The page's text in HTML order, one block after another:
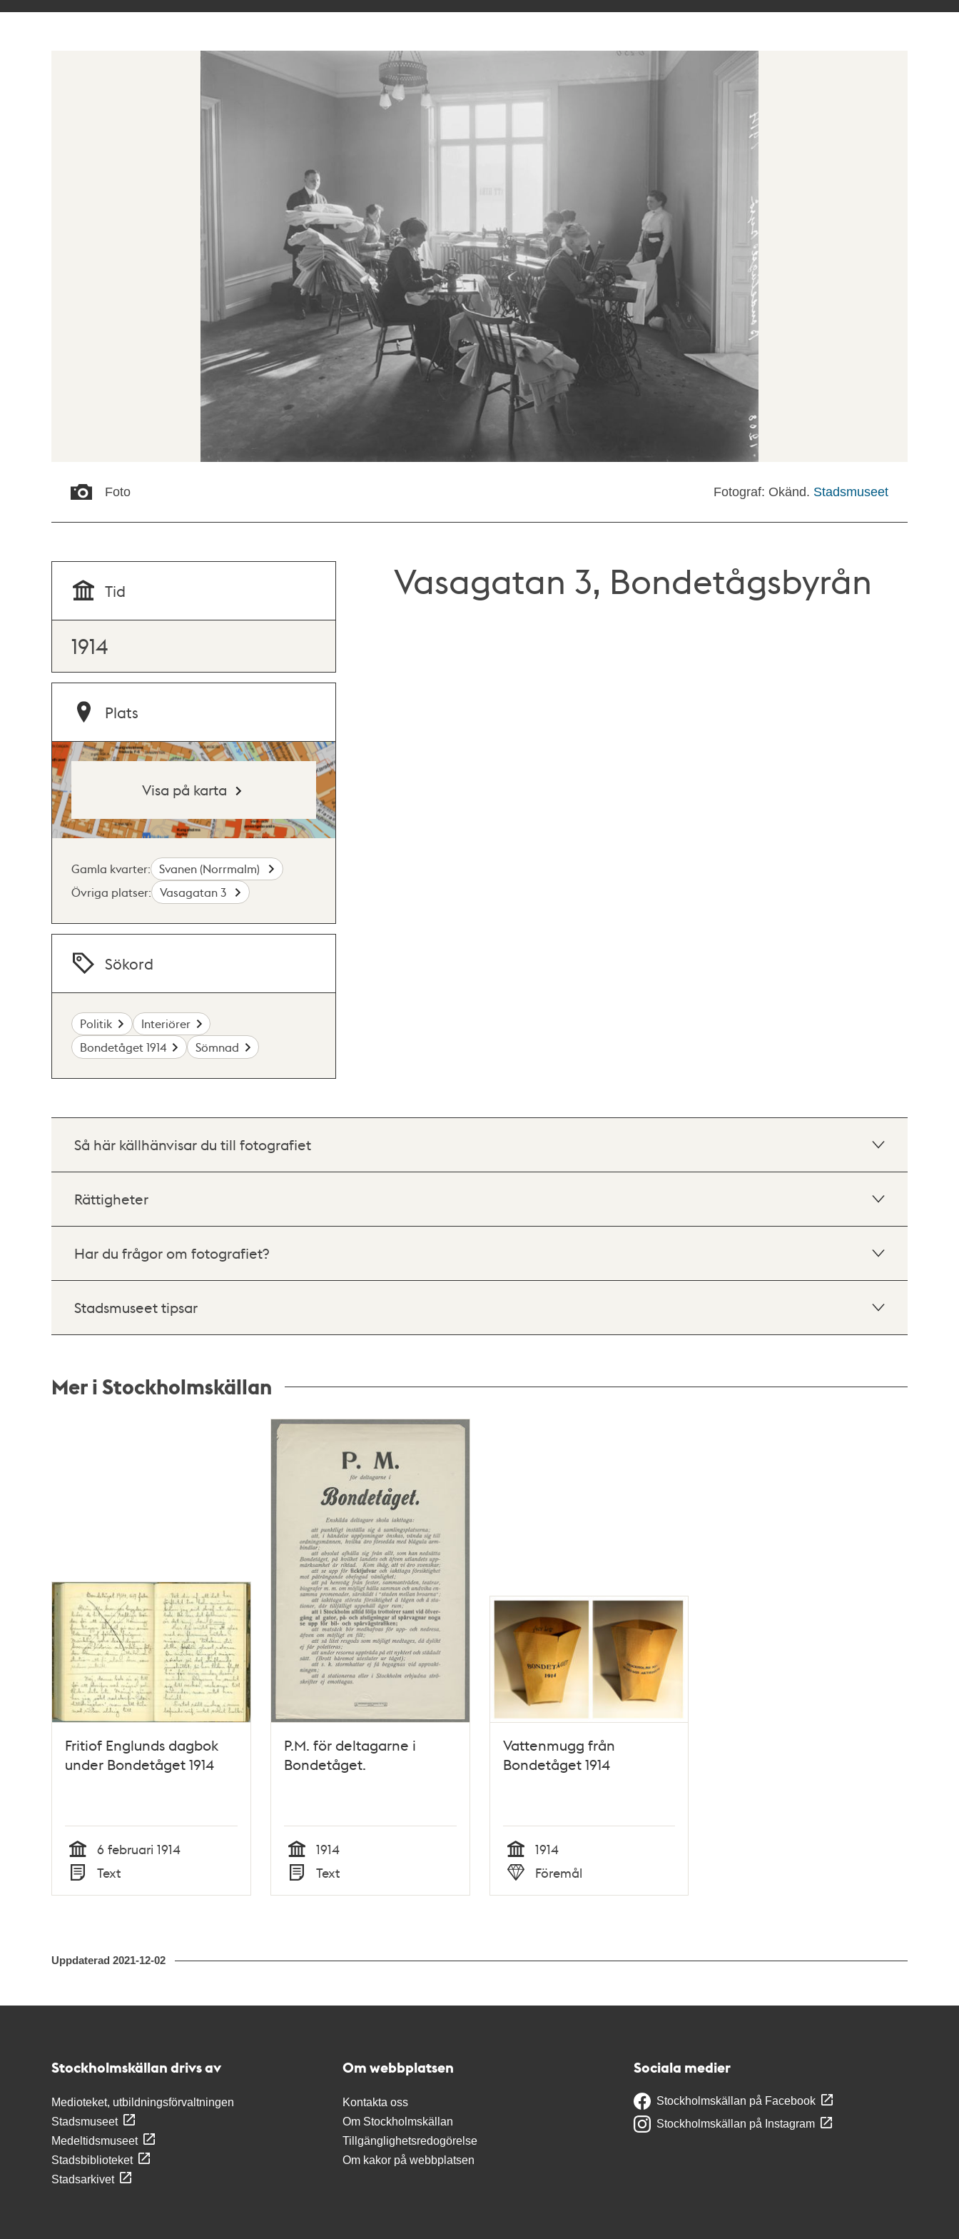
Foto Fotograf: Okänd. Stadsmuseet
Vasagatan 3, Bondetågsbyrån
Tid
1914
Plats
Visa på karta
Gamla kvarter:
Svanen (Norrmalm)
Övriga platser:
Vasagatan 3
Sökord
Politik
Interiörer
Bondetåget 1914
Sömnad
Så här källhänvisar du till fotografiet
Rättigheter
Har du frågor om fotografiet?
Stadsmuseet tipsar
Mer i Stockholmskällan
Fritiof Englunds dagbok
under Bondetåget 1914
Tid
6 februari 1914
Text
P.M. för deltagarne i
Bondetåget.
Tid
1914
Text
Vattenmugg från
Bondetåget 1914
Tid
1914
Föremål
Uppdaterad 2021-12-02
Stockholmskällan drivs av
Medioteket, utbildningsförvaltningen
Stadsmuseet
Medeltidsmuseet
Stadsbiblioteket
Stadsarkivet
Om webbplatsen
Kontakta oss
Om Stockholmskällan
Tillgänglighetsredogörelse
Om kakor på webbplatsen
Sociala medier
Stockholmskällan på Facebook
Stockholmskällan på Instagram